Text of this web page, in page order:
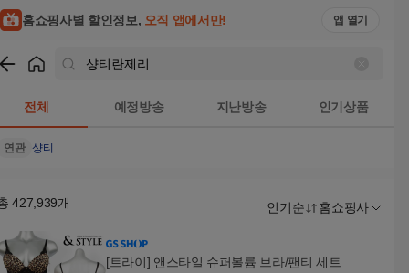
홈쇼핑사별 할인정보, 오직 앱에서만! 앱 열기
전체 예정방송 지난방송 인기상품
연관 샹티
427,939개 인기순 홈쇼핑사
[트라이] 앤스타일 슈퍼볼륨 브라/팬티 세트